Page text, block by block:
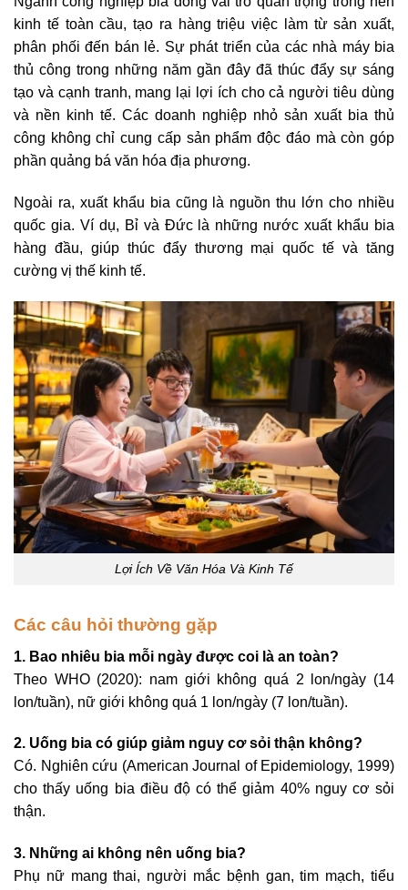
kinh tế toàn cầu, tạo ra hàng triệu việc làm từ sản xuất,
phân phối đến bán lẻ. Sự phát triển của các nhà máy bia
thủ công trong những năm gần đây đã thúc đẩy sự sáng
tạo và cạnh tranh, mang lại lợi ích cho cả người tiêu dùng
và nền kinh tế. Các doanh nghiệp nhỏ sản xuất bia thủ
công không chỉ cung cấp sản phẩm độc đáo mà còn góp
phần quảng bá văn hóa địa phương.
Ngoài ra, xuất khẩu bia cũng là nguồn thu lớn cho nhiều
quốc gia. Ví dụ, Bỉ và Đức là những nước xuất khẩu bia
hàng đầu, giúp thúc đẩy thương mại quốc tế và tăng
cường vị thế kinh tế.
Lợi Ích Về Văn Hóa Và Kinh Tế
Các câu hỏi thường gặp
1. Bao nhiêu bia mỗi ngày được coi là an toàn?
Theo WHO (2020): nam giới không quá 2 lon/ngày (14
lon/tuần), nữ giới không quá 1 lon/ngày (7 lon/tuần).
2. Uống bia có giúp giảm nguy cơ sỏi thận không?
Có. Nghiên cứu (American Journal of Epidemiology, 1999)
cho thấy uống bia điều độ có thể giảm 40% nguy cơ sỏi
thận.
3. Những ai không nên uống bia?
Phụ nữ mang thai, người mắc bệnh gan, tim mạch, tiểu